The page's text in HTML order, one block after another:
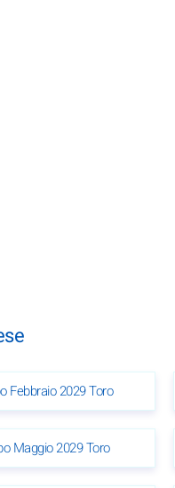
Febbraio 2029 Toro
Maggio 2029 Toro